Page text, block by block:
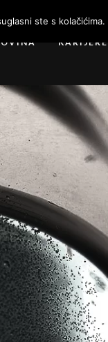
KARIJERE
ste s kolačićima.